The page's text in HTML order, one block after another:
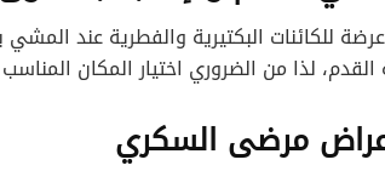
للكائنات البكتيرية والفطرية عند
لذا من الضروري اختيار المكان